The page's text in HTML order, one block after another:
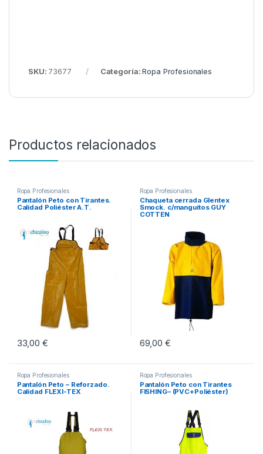
SKU: 73677 Categoría:Ropa Profesionales
Productos relacionados
Ropa Profesionales
Pantalón Peto con Tirantes.
Calidad Poliéster A.T.
33,00 €
Este producto tiene múltiples variantes. Las opciones se pueden
Ropa Profesionales
Chaqueta cerrada Glentex
Smock. c/manguitos GUY
COTTEN
69,00 €
Este producto tiene múltiples
Ropa Profesionales
Pantalón Peto – Reforzado.
Calidad FLEXI-TEX
Ropa Profesionales
Pantalón Peto con Tirantes
FISHING– (PVC+Poliéster)